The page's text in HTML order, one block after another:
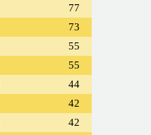
77
73
55
55
44
42
42